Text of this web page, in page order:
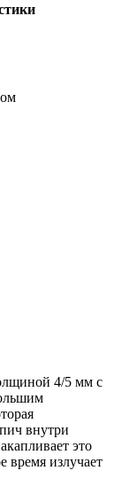
4/5 мм с
внутри
это
время излучает